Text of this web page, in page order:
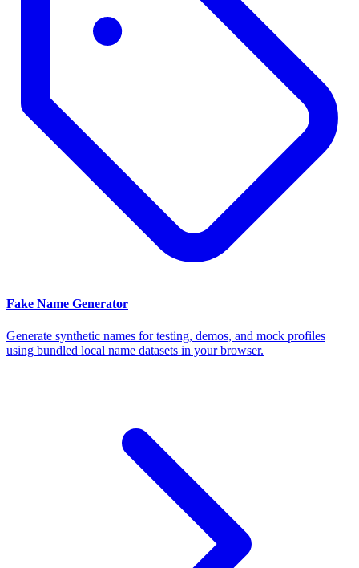
Fake Name Generator
Generate synthetic names for testing, demos, and mock profiles
using bundled local name datasets in your browser.